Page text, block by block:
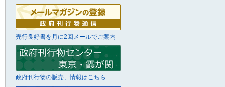
売行良好書を月に2回メールでご案内
政府刊行物の販売、情報はこちら